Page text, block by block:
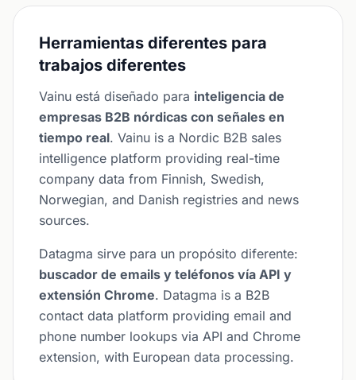
Herramientas diferentes para
trabajos diferentes
Vainu está diseñado para inteligencia de
empresas B2B nórdicas con señales en
tiempo real. Vainu is a Nordic B2B sales
intelligence platform providing real-time
company data from Finnish, Swedish,
Norwegian, and Danish registries and news
sources.
Datagma sirve para un propósito diferente:
buscador de emails y teléfonos vía API y
extensión Chrome. Datagma is a B2B
contact data platform providing email and
phone number lookups via API and Chrome
extension, with European data processing.